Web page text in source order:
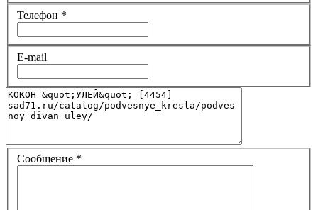
Телефон *
E-mail
Сообщение *